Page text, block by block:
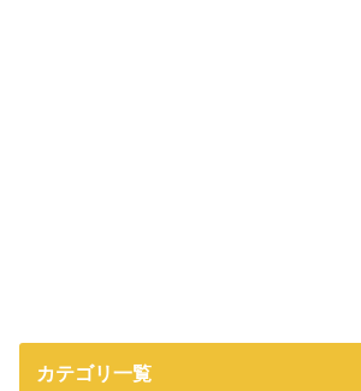
カテゴリ一覧